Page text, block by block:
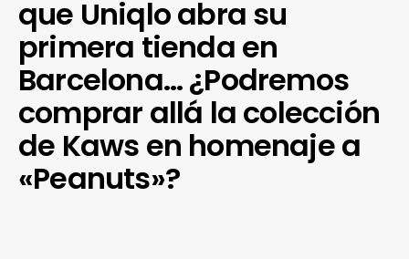
que Uniqlo abra su
primera tienda en
Barcelona… ¿Podremos
comprar allá la colección
de Kaws en homenaje a
«Peanuts»?